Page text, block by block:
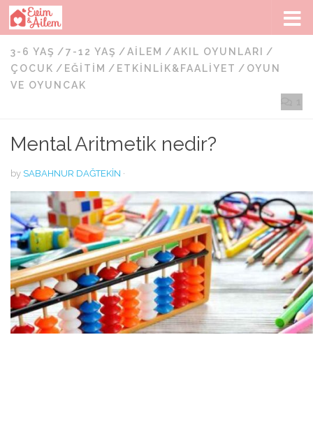
Skip to content
3-6 YAŞ /7-12 YAŞ /AILEM /AKIL OYUNLARI
/
ÇOCUK / EĞITIM / ETKINLIK&FAALIYET / OYUN
VE OYUNCAK
Mental Aritmetik nedir?
by SABAHNUR DAĞTEKIN ·